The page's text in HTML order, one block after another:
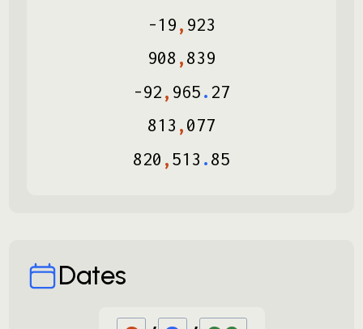
-19, 923
908 ,839
-92, 965.27
813 ,077
820 ,513 .85
Dates